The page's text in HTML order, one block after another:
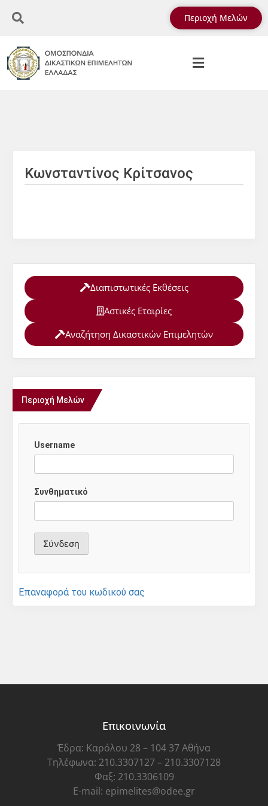
Περιοχή Μελών
Κωνσταντίνος Κρίτσανος
Διαπιστωτικές Εκθέσεις
Αστικές Εταιρίες
Αναζήτηση Δικαστικών Επιμελητών
Περιοχή Μελών
Username
Συνθηματικό
Επαναφορά του κωδικού σας
Επικοινωνία
Έδρα: Καρόλου 28 – 104 37 Αθήνα
Τηλέφωνα: 210.3307127 – 210.3307128
Φαξ: 210.3306109
E-mail: epimelites@odee.gr